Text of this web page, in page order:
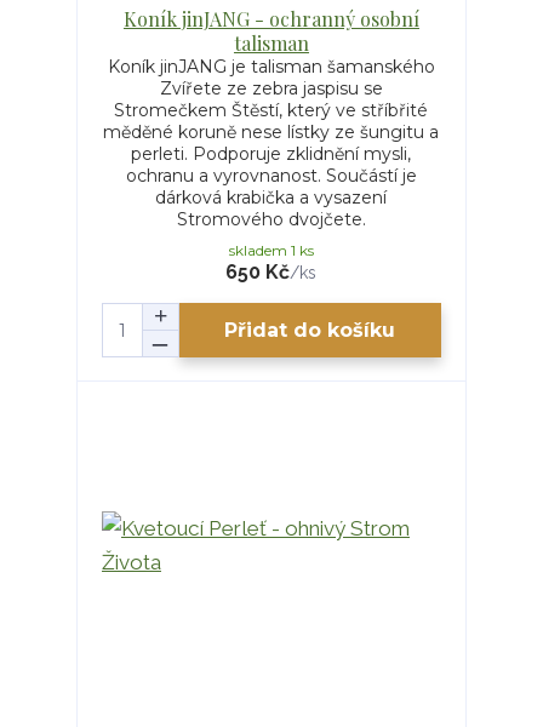
Koník jinJANG - ochranný osobní
talisman
Koník jinJANG je talisman šamanského
Zvířete ze zebra jaspisu se
Stromečkem Štěstí, který ve stříbřité
měděné koruně nese lístky ze šungitu a
perleti. Podporuje zklidnění mysli,
ochranu a vyrovnanost. Součástí je
dárková krabička a vysazení
Stromového dvojčete.
650 Kč/ks
skladem 1 ks
Přidat do košíku